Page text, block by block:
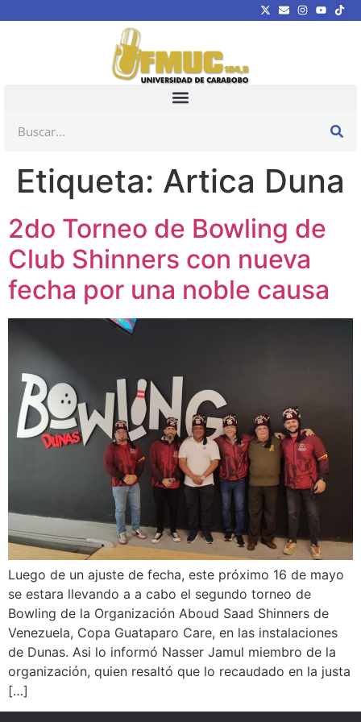
Etiqueta: Artica Duna
2do Torneo de Bowling de
Club Shinners con nueva
fecha por una noble causa
Luego de un ajuste de fecha, este próximo 16 de mayo
se estara llevando a a cabo el segundo torneo de
Bowling de la Organización Aboud Saad Shinners de
Venezuela, Copa Guataparo Care, en las instalaciones
de Dunas. Asi lo informó Nasser Jamul miembro de la
organización, quien resaltó que lo recaudado en la justa
[…]